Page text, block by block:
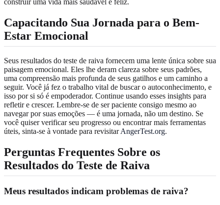
Capacitando Sua Jornada para o Bem-
Estar Emocional
Seus resultados do teste de raiva fornecem uma lente única sobre sua
paisagem emocional. Eles lhe deram clareza sobre seus padrões,
uma compreensão mais profunda de seus gatilhos e um caminho a
seguir. Você já fez o trabalho vital de buscar o autoconhecimento, e
isso por si só é empoderador. Continue usando esses insights para
refletir e crescer. Lembre-se de ser paciente consigo mesmo ao
navegar por suas emoções — é uma jornada, não um destino. Se
você quiser verificar seu progresso ou encontrar mais ferramentas
úteis, sinta-se à vontade para revisitarAngerTest.org.
Perguntas Frequentes Sobre os
Resultados do Teste de Raiva
Meus resultados indicam problemas de raiva?